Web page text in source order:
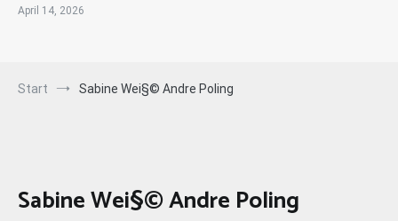
April 14, 2026
Start Sabine Wei§© Andre Poling
Sabine Wei§© Andre Poling